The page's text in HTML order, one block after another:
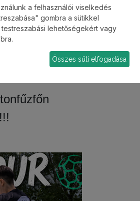
a felhasználói viselkedés
gombra a sütikkel
lehetőségekért vagy
Összes süti elfogadása